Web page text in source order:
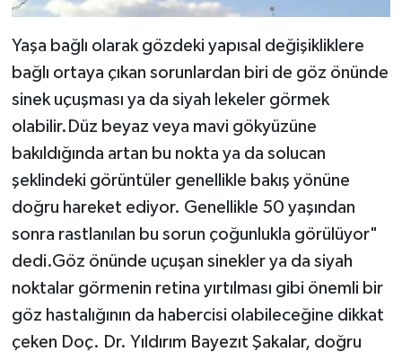
Yaşa bağlı olarak gözdeki yapısal değişikliklere
bağlı ortaya çıkan sorunlardan biri de göz önünde
sinek uçuşması ya da siyah lekeler görmek
olabilir.Düz beyaz veya mavi gökyüzüne
bakıldığında artan bu nokta ya da solucan
şeklindeki görüntüler genellikle bakış yönüne
doğru hareket ediyor. Genellikle 50 yaşından
sonra rastlanılan bu sorun çoğunlukla görülüyor"
dedi.Göz önünde uçuşan sinekler ya da siyah
noktalar görmenin retina yırtılması gibi önemli bir
göz hastalığının da habercisi olabileceğine dikkat
çeken Doç. Dr. Yıldırım Bayezıt Şakalar, doğru